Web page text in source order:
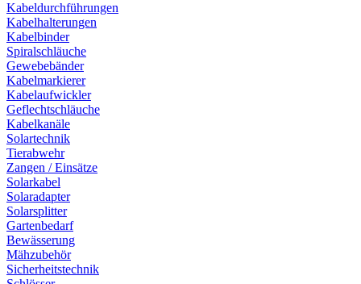
Kabeldurchführungen
Kabelhalterungen
Kabelbinder
Spiralschläuche
Gewebebänder
Kabelmarkierer
Kabelaufwickler
Geflechtschläuche
Kabelkanäle
Solartechnik
Tierabwehr
Zangen / Einsätze
Solarkabel
Solaradapter
Solarsplitter
Gartenbedarf
Bewässerung
Mähzubehör
Sicherheitstechnik